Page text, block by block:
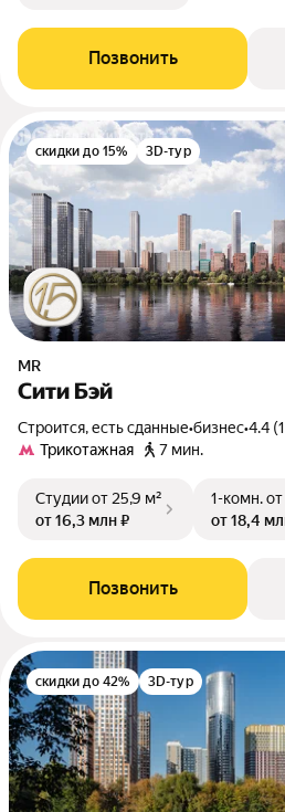
Позвонить
скидки до 15% 3D-тур
MR
Сити Бэй
Строится, есть сданные•бизнес•4.4
Трикотажная
7 мин.
Студииот 25,9 м²
от 16,3 млн ₽
1-комн.
от 18,4
Позвонить
скидки до 42% 3D-тур